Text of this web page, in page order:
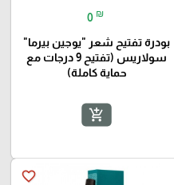
0 ₪
بودرة تفتيح شعر "يوجين بيرما"
سولاريس (تفتيح 9 درجات مع
حماية كاملة)
add_shopping_cart
favorite_border